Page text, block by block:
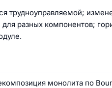
трудноуправляемой;
разных компонентов;
монолита по